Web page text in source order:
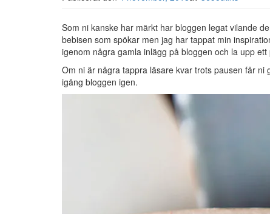
Som ni kanske har märkt har bloggen legat vilande
bebisen som spökar men jag har tappat min
igenom några gamla inlägg på bloggen och la upp
Om ni är några tappra läsare kvar trots pausen får
igång bloggen igen.